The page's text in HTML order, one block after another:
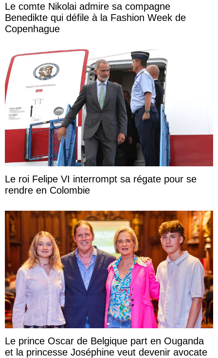
Le comte Nikolai admire sa compagne
Benedikte qui défile à la Fashion Week de
Copenhague
Le roi Felipe VI interrompt sa régate pour se
rendre en Colombie
Le prince Oscar de Belgique part en Ouganda
et la princesse Joséphine veut devenir avocate